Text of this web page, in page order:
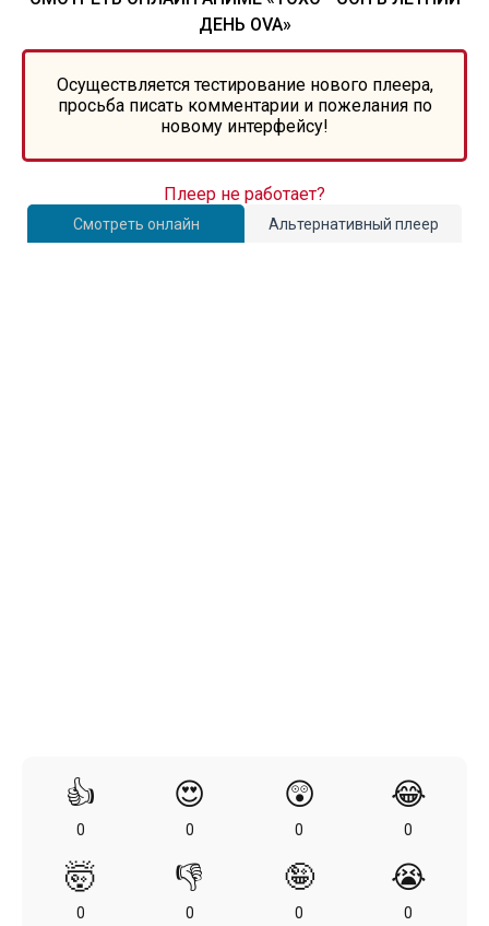
ДЕНЬ OVA»
Осуществляется тестирование нового плеера,
просьба писать комментарии и пожелания по
новому интерфейсу!
Смотреть онлайн Альтернативный плеер
Плеер не работает?
👍
0
😍
0
😲
0
😂
0
🤯
0
👎
0
🤪
0
😭
0